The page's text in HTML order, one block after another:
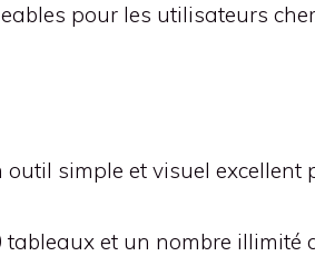
pour les utilisateurs
outil simple et visuel
et un nombre